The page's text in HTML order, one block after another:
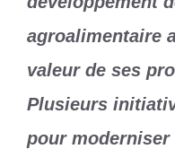
agroalimentaire
valeur de ses
Plusieurs
pour moderniser